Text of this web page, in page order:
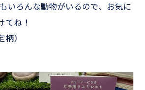
いろんな動物がいるので、お気に
てね！
）